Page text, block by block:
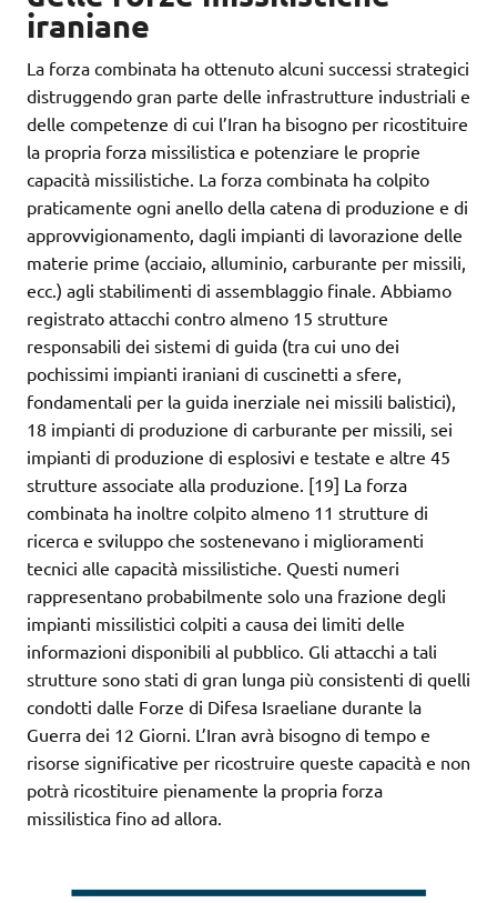
iraniane
La forza combinata ha ottenuto alcuni successi strategici
distruggendo gran parte delle infrastrutture industriali e
delle competenze di cui l’Iran ha bisogno per ricostituire
la propria forza missilistica e potenziare le proprie
capacità missilistiche. La forza combinata ha colpito
praticamente ogni anello della catena di produzione e di
approvvigionamento, dagli impianti di lavorazione delle
materie prime (acciaio, alluminio, carburante per missili,
ecc.) agli stabilimenti di assemblaggio finale. Abbiamo
registrato attacchi contro almeno 15 strutture
responsabili dei sistemi di guida (tra cui uno dei
pochissimi impianti iraniani di cuscinetti a sfere,
fondamentali per la guida inerziale nei missili balistici),
18 impianti di produzione di carburante per missili, sei
impianti di produzione di esplosivi e testate e altre 45
strutture associate alla produzione. [19] La forza
combinata ha inoltre colpito almeno 11 strutture di
ricerca e sviluppo che sostenevano i miglioramenti
tecnici alle capacità missilistiche. Questi numeri
rappresentano probabilmente solo una frazione degli
impianti missilistici colpiti a causa dei limiti delle
informazioni disponibili al pubblico. Gli attacchi a tali
strutture sono stati di gran lunga più consistenti di quelli
condotti dalle Forze di Difesa Israeliane durante la
Guerra dei 12 Giorni. L’Iran avrà bisogno di tempo e
risorse significative per ricostruire queste capacità e non
potrà ricostituire pienamente la propria forza
missilistica fino ad allora.